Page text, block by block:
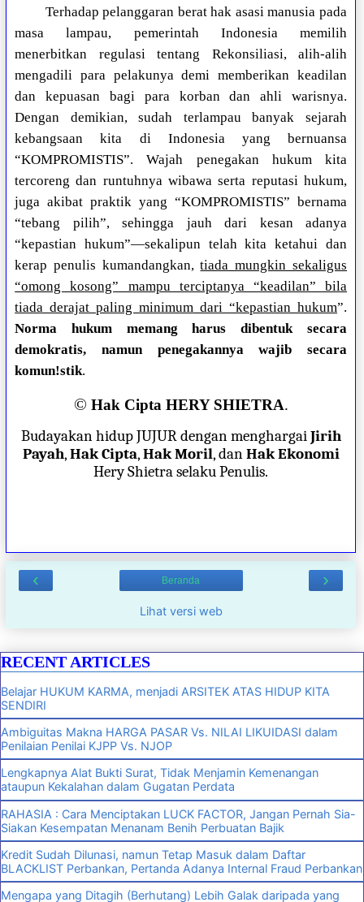
Terhadap pelanggaran berat hak asasi manusia pada
masa lampau, pemerintah Indonesia memilih
menerbitkan regulasi tentang Rekonsiliasi, alih-alih
mengadili para pelakunya demi memberikan keadilan
dan kepuasan bagi para korban dan ahli warisnya.
Dengan demikian, sudah terlampau banyak sejarah
kebangsaan kita di Indonesia yang bernuansa
“KOMPROMISTIS”. Wajah penegakan hukum kita
tercoreng dan runtuhnya wibawa serta reputasi hukum,
juga akibat praktik yang “KOMPROMISTIS” bernama
“tebang pilih”, sehingga jauh dari kesan adanya
“kepastian hukum”—sekalipun telah kita ketahui dan
kerap penulis kumandangkan,tiada mungkin sekaligus
“omong kosong” mampu terciptanya “keadilan” bila
tiada derajat paling minimum dari “kepastian hukum”.
Norma hukum memang harus dibentuk secara
demokratis, namun penegakannya wajib secara
komun!stik.
© Hak Cipta HERY SHIETRA.
Budayakan hidup JUJUR dengan menghargaiJirih
Payah,Hak Cipta,Hak Moril, danHak Ekonomi
Hery Shietra selaku Penulis.
‹ ›
Beranda
Lihat versi web
RECENT ARTICLES
Belajar HUKUM KARMA, menjadi ARSITEK ATAS HIDUP KITA
SENDIRI
Ambiguitas Makna HARGA PASAR Vs. NILAI LIKUIDASI dalam
Penilaian Penilai KJPP Vs. NJOP
Lengkapnya Alat Bukti Surat, Tidak Menjamin Kemenangan
ataupun Kekalahan dalam Gugatan Perdata
RAHASIA : Cara Menciptakan LUCK FACTOR, Jangan Pernah Sia-
Siakan Kesempatan Menanam Benih Perbuatan Bajik
Kredit Sudah Dilunasi, namun Tetap Masuk dalam Daftar
BLACKLIST Perbankan, Pertanda Adanya Internal Fraud Perbankan
Mengapa yang Ditagih (Berhutang) Lebih Galak daripada yang